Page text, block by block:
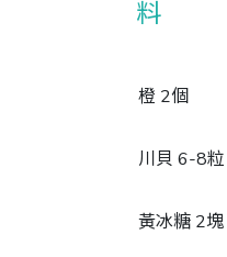
橙 2個
川貝 6-8粒
黃冰糖 2塊